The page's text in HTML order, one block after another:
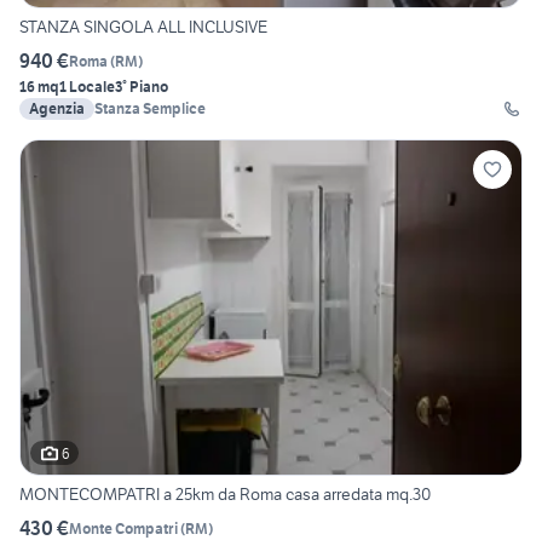
STANZA SINGOLA ALL INCLUSIVE
940 €Roma (RM)
16 mq1 Locale3° Piano
Agenzia Stanza Semplice
6
MONTECOMPATRI a 25km da Roma casa arredata mq.30
430 €Monte Compatri(RM)